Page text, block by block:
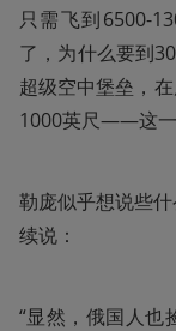
只需飞到6500-
了，为什么要到
超级空中堡垒，
1000英尺——这一
勒庞似乎想说些
续说：
“显然，俄国人也